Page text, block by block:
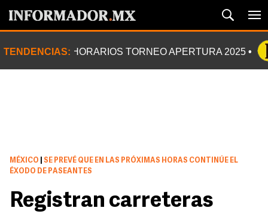
TENDENCIAS: HORARIOS TORNEO APERTURA 2025
MÉXICO
SE PREVÉ QUE EN LAS PRÓXIMAS HORAS CONTINÚE EL
ÉXODO DE PASEANTES
Registran carreteras